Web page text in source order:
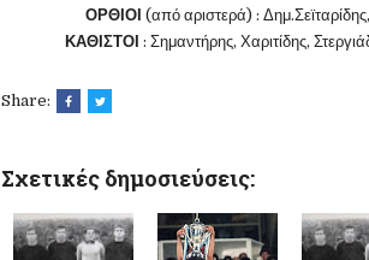
ΟΡΘΙΟΙ (από αριστερά) :
ΚΑΘΙΣΤΟΙ : Σημαντήρης, Χαριτίδης,
Share:
Σχετικές δημοσιεύσεις: